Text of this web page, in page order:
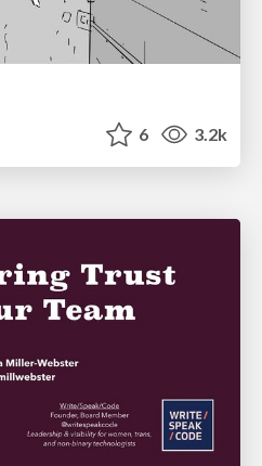
6 3.2k